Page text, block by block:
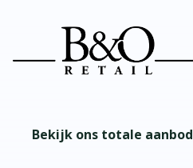
Bekijk ons totale aanbod